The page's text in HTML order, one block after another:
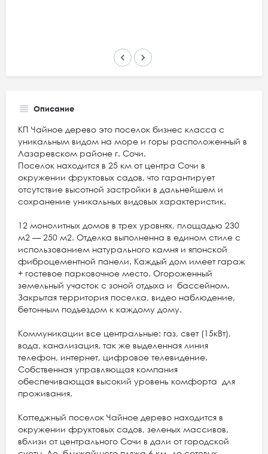
keyboard_arrow_left keyboard_arrow_right
Описание
КП Чайное дерево это поселок бизнес класса с
уникальным видом на море и горы расположенный в
Лазаревском районе г. Сочи.
Поселок находится в 25 км от центра Сочи в
окружении фруктовых садов, что гарантирует
отсутствие высотной застройки в дальнейшем и
сохранение уникальных видовых характеристик.
12 монолитных домов в трех уровнях, площадью 230
м2 — 250 м2. Отделка выполненна в едином стиле с
использованием натурального камня и японской
фиброцементной панели. Каждый дом имеет гараж
+ гостевое парковочное место. Огороженный
земельный участок с зоной отдыха и бассейном.
Закрытая территория поселка, видео наблюдение,
бетонным подъездом к каждому дому.
Коммуникации все центральные: газ, свет (15кВт),
вода, канализация, так же выделенная линия
телефон, интернет, цифровое телевидение.
Собственная управляющая компания
обеспечивающая высокий уровень комфорта для
проживания.
Коттеджный поселок Чайное дерево находится в
окружении фруктовых садов, зеленых массивов,
вблизи от центрального Сочи в дали от городской